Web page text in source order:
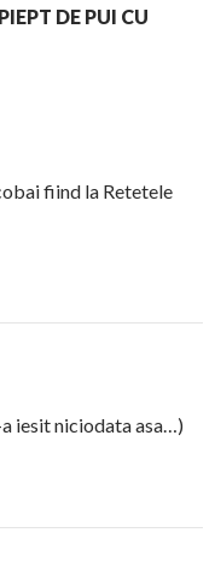
DE PUI CU
fiind la Retetele
iesit niciodata asa…)